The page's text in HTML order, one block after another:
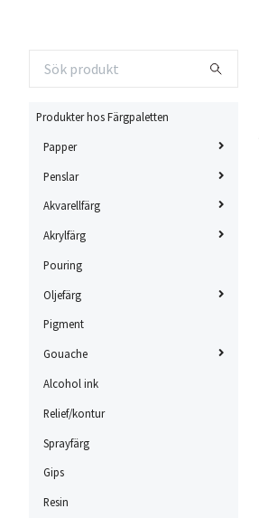
Produkter hos Färgpaletten
Papper
Penslar
Akvarellfärg
Akrylfärg
Pouring
Oljefärg
Pigment
Gouache
Alcohol ink
Relief/kontur
Sprayfärg
Gips
Resin